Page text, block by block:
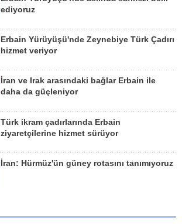
ediyoruz
Erbain Yürüyüşü'nde Zeynebiye Türk Çadırı
hizmet veriyor
İran ve Irak arasındaki bağlar Erbain ile
daha da güçleniyor
Türk ikram çadırlarında Erbain
ziyaretçilerine hizmet sürüyor
İran: Hürmüz'ün güney rotasını tanımıyoruz